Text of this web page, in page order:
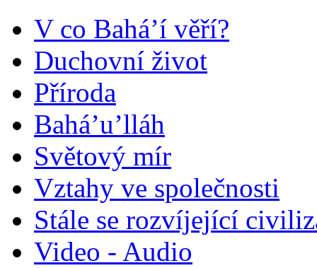
V co Bahá’í věří?
Duchovní život
Příroda
Bahá’u’lláh
Světový mír
Vztahy ve společnosti
Stále se rozvíjející
Video - Audio